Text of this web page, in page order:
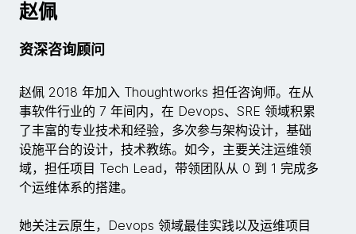
赵佩
资深咨询顾问
赵佩 2018 年加入 Thoughtworks 担任咨询师。在从
事软件行业的 7 年间内，在 Devops、SRE 领域积累
了丰富的专业技术和经验，多次参与架构设计，基础
设施平台的设计，技术教练。如今，主要关注运维领
域，担任项目 Tech Lead，带领团队从 0 到 1 完成多
个运维体系的搭建。
她关注云原生，Devops 领域最佳实践以及运维项目